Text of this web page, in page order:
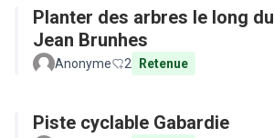
Planter des arbres le long
Jean Brunhes
Anonyme 2 Retenue
Piste cyclable Gabardie